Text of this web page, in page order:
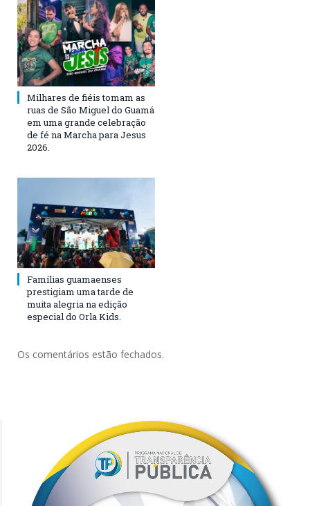
Milhares de fiéis tomam as
ruas de São Miguel do Guamá
em uma grande celebração
de fé na Marcha para Jesus
2026.
Famílias guamaenses
prestigiam uma tarde de
muita alegria na edição
especial do Orla Kids.
Os comentários estão fechados.